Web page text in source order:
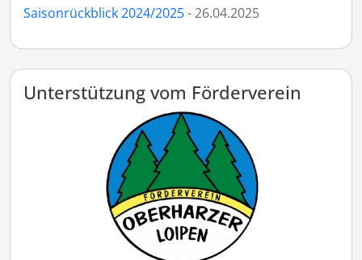
Saisonrückblick 2024/2025- 26.04.2025
Unterstützung vom Förderverein